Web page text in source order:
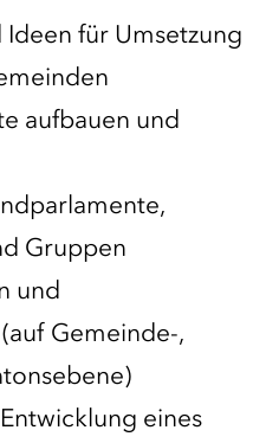
Ideen für Umsetzung
aufbauen und
Gruppen
und
Gemeinde-,
eines